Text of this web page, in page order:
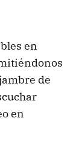
en
de
en